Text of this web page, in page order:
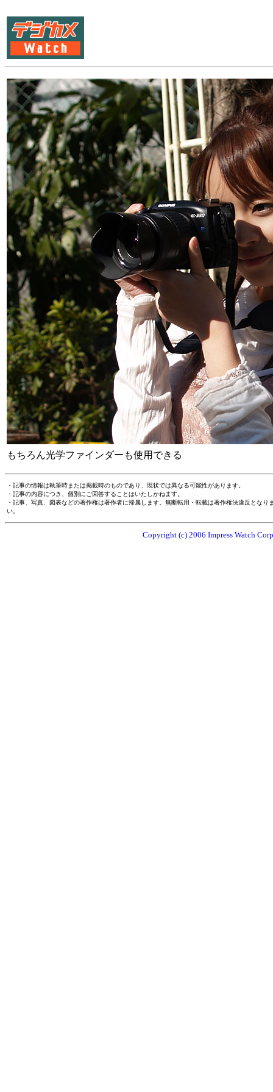
もちろん光学ファインダーも使用できる
・記事の情報は執筆時または掲載時のものであり、現状では異なる可能性があります。
・記事の内容につき、個別にご回答することはいたしかねます。
・記事、写真、図表などの著作権は著作者に帰属します。無断転用・転載は著作権法違反とな
い。
Copyright (c) 2006 Impress Watch